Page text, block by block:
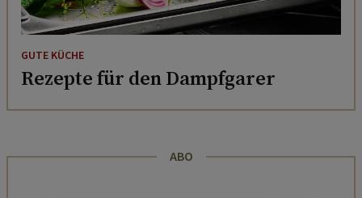
GUTE KÜCHE
Rezepte für den Dampfgarer
ABO